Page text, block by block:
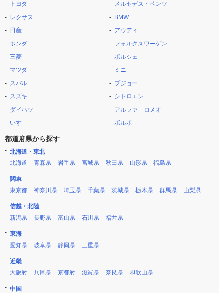
トヨタ
レクサス
日産
ホンダ
三菱
マツダ
スバル
スズキ
ダイハツ
いすゞ
メルセデス・ベンツ
BMW
アウディ
フォルクスワーゲン
ポルシェ
ミニ
プジョー
シトロエン
アルファ ロメオ
ボルボ
都道府県から探す
北海道・東北
北海道
青森県 岩手県 宮城県 秋田県 山形県 福島県
関東
東京都
神奈川県 埼玉県 千葉県 茨城県 栃木県 群馬県 山梨県
信越・北陸
新潟県
長野県 富山県 石川県 福井県
東海
愛知県
岐阜県 静岡県 三重県
近畿
大阪府
兵庫県 京都府 滋賀県 奈良県 和歌山県
中国